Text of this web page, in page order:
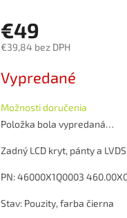
€49
€39,84 bez DPH
cena:
Vypredané
Možnosti doručenia
Položka bola vypredaná…
Zadný LCD kryt, pánty a
PN: 46000X1Q0003
Stav: Pouzity, farba čierna